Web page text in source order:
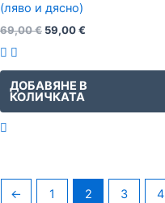
(ляво и дясно)
69,00€ 59,00€
ДОБАВЯНЕ В
КОЛИЧКАТА
← 1 2 3 4